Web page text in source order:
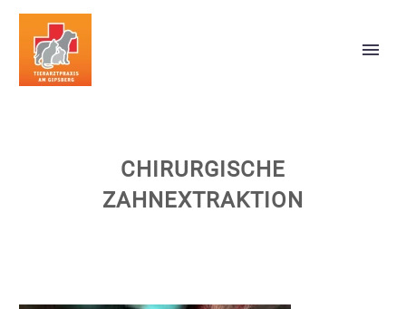
CHIRURGISCHE
ZAHNEXTRAKTION